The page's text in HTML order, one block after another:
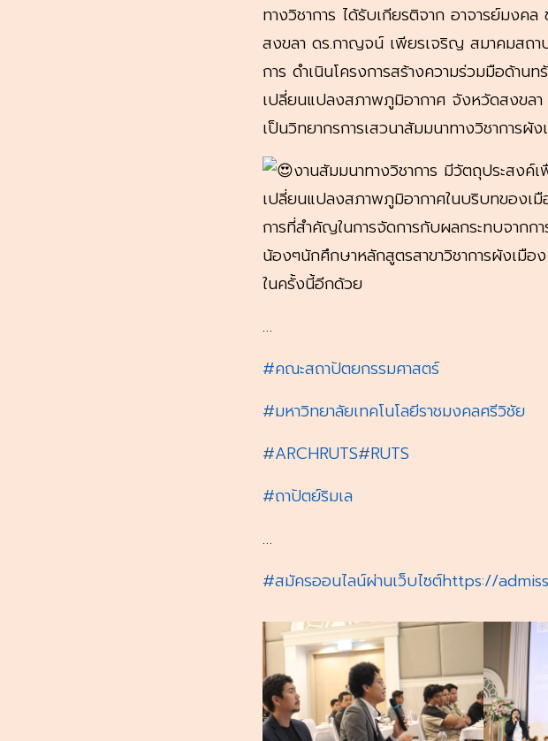
ทางวิชาการ ได้รับเกียรติจาก อาจารย์มง
สงขลา ดร.กาญจน์ เพียรเจริญ สมาคมสถ
การ ดำเนินโครงการสร้างความร่วมมือด้าน
เปลี่ยนแปลงสภาพภูมิอากาศ จังหวัดสงขล
เป็นวิทยากรการเสวนาสัมมนาทางวิชาการผั
งานสัมมนาทางวิชาการ มีวัตถุประสงค์
เปลี่ยนแปลงสภาพภูมิอากาศในบริบทของเมื
การที่สำคัญในการจัดการกับผลกระทบจาก
น้องๆนักศึกษาหลักสูตรสาขาวิชาการผังเมื
ในครั้งนี้อีกด้วย
…
#คณะสถาปัตยกรรมศาสตร์
#มหาวิทยาลัยเทคโนโลยีราชมงคลศรีวิชัย
#ARCHRUTS#RUTS
#ถาปัตย์ริมเล
…
#สมัครออนไลน์ผ่านเว็บไซต์https://